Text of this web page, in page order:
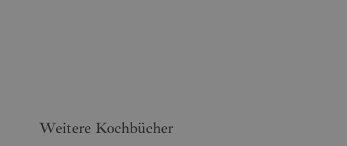
Weitere Kochbücher